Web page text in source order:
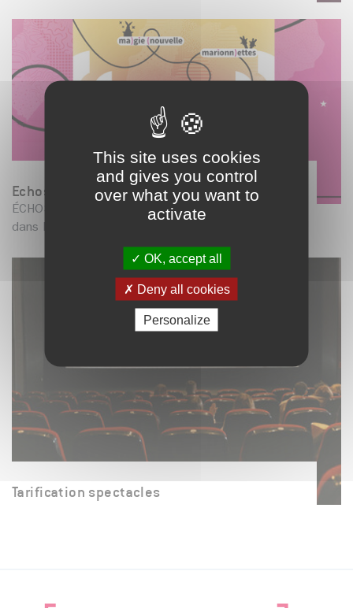
This site uses cookies
and gives you control
over what you want to
activate
OK, accept all
Deny all cookies
Personalize
Echos - Saison hors les murs
ÉCHOS, c’est une saison 100 % hors les murs
dans le Grésivaudan qui réunit des proposit...
Tarification spectacles